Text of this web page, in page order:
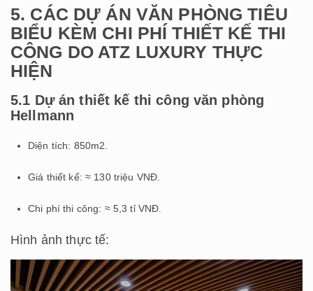
5. CÁC DỰ ÁN VĂN PHÒNG TIÊU
BIỂU KÈM CHI PHÍ THIẾT KẾ THI
CÔNG DO ATZ LUXURY THỰC
HIỆN
5.1 Dự án thiết kế thi công văn phòng
Hellmann
Diện tích: 850m2.
Giá thiết kế: ≈ 130 triệu VNĐ.
Chi phí thi công: ≈ 5,3 tỉ VNĐ.
Hình ảnh thực tế: